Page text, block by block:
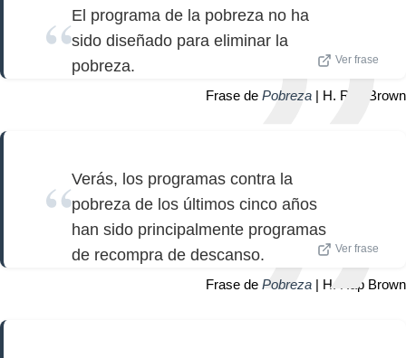
El programa de la pobreza no ha
sido diseñado para eliminar la
pobreza.
Ver frase
Frase de Pobreza | H. Rap Brown
Verás, los programas contra la
pobreza de los últimos cinco años
han sido principalmente programas
de recompra de descanso.
Ver frase
Frase de Pobreza | H. Rap Brown